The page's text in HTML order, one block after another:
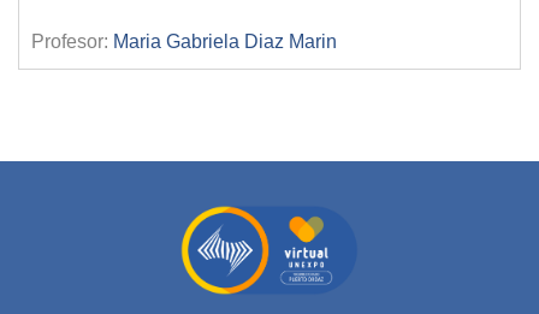
Profesor: Maria Gabriela Diaz Marin